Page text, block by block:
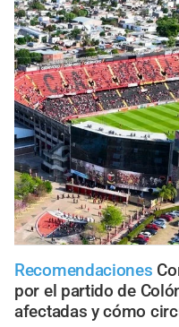
Recomendaciones
por el partido de
afectadas y cómo